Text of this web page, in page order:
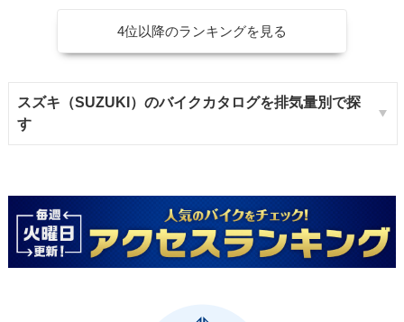
4位以降のランキングを見る
スズキ（SUZUKI）のバイクカタログを排気量別で探
す